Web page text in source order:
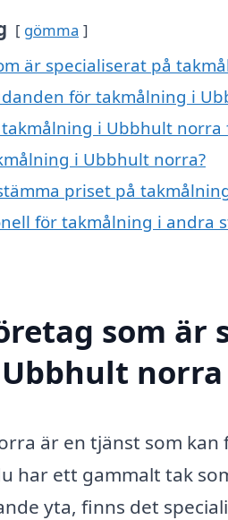
gömma
är specialiserat på
för takmålning i
i Ubbhult
i Ubbhult norra?
priset på
för takmålning i andra
som är
är en tjänst som
har ett gammalt tak
yta, finns det